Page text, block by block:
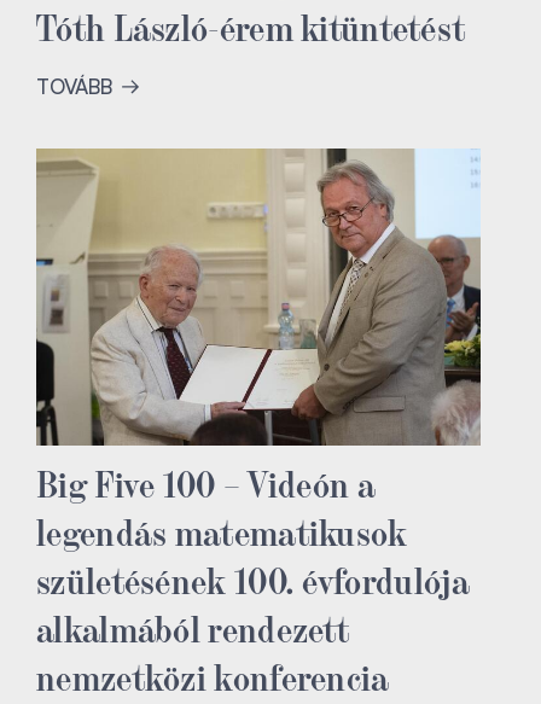
Tóth László-érem kitüntetést
TOVÁBB
Big Five 100 – Videón a
legendás matematikusok
születésének 100. évfordulója
alkalmából rendezett
nemzetközi konferencia